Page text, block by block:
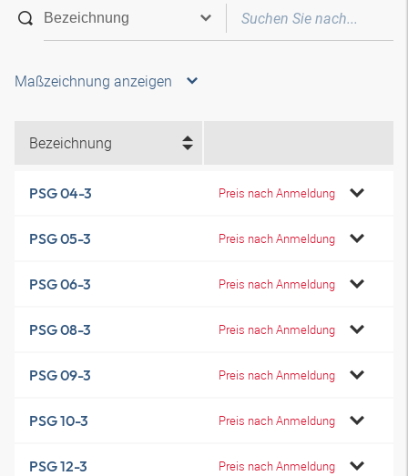
Maßzeichnung anzeigen
Bezeichnung
PSG 04-3 Preis nach Anmeldung
PSG 05-3 Preis nach Anmeldung
PSG 06-3 Preis nach Anmeldung
PSG 08-3 Preis nach Anmeldung
PSG 09-3 Preis nach Anmeldung
PSG 10-3 Preis nach Anmeldung
PSG 12-3 Preis nach Anmeldung